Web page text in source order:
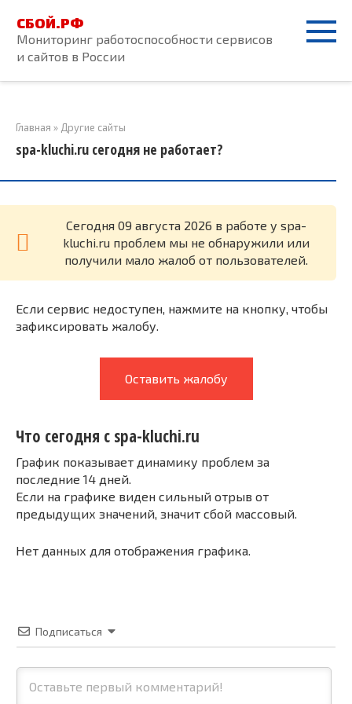
контенту
СБОЙ.РФ
Мониторинг работоспособности сервисов
и сайтов в России
Главная » Другие сайты
spa-kluchi.ru сегодня не работает?
Cегодня 09 августа 2026 в работе у spa-
kluchi.ru проблем мы не обнаружили или
получили мало жалоб от пользователей.
Если сервис недоступен, нажмите на кнопку, чтобы
зафиксировать жалобу.
Оставить жалобу
Что сегодня с spa-kluchi.ru
График показывает динамику проблем за
последние 14 дней.
Если на графике виден сильный отрыв от
предыдущих значений, значит сбой массовый.
Нет данных для отображения графика.
Подписаться